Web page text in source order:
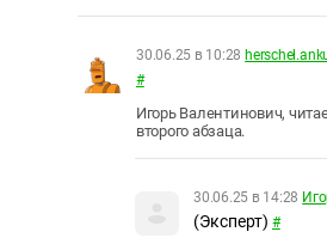
30.06.25 в 10:28
#
Игорь Валентинович,
второго абзаца.
30.06.25 в 14:28
(Эксперт) #